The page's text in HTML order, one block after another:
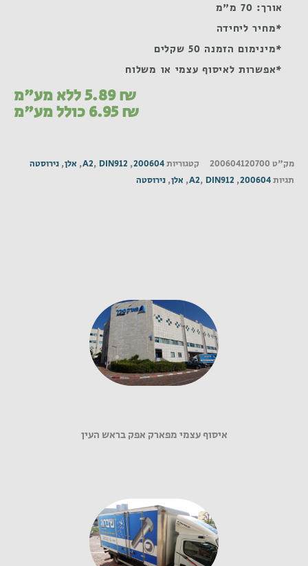
אורך: 70 מ"מ
*מחיר ליחידה
*מינימום הזמנה 50 שקלים
*אפשרות לאיסוף עצמי או משלוח
5.89₪ ללא מע"מ
6.95₪ כולל מע"מ
מק"ט 200604120700 קטגוריות200604
,
A2, DIN912
, אלן, נירוסטה
תגיות200604
,
A2, DIN912
, אלן, נירוסטה
איסוף עצמי מפארק אפק בראש העין